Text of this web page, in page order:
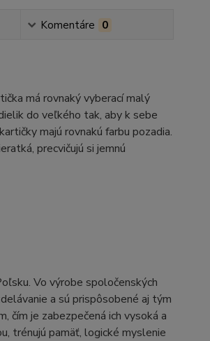
Komentáre 0
má rovnaký vyberací malý
do veľkého tak, aby k sebe
majú rovnakú farbu pozadia.
precvičujú si jemnú
Vo výrobe spoločenských
a sú prispôsobené aj tým
čím je zabezpečená ich vysoká a
trénujú pamäť, logické myslenie